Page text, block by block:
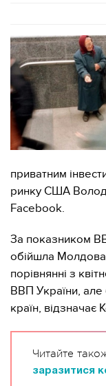
приватним
ринку США
Facebook.
За показником
обійшла
порівнянні з
ВВП України, але
країн, відзначає
Читайте
заразитися